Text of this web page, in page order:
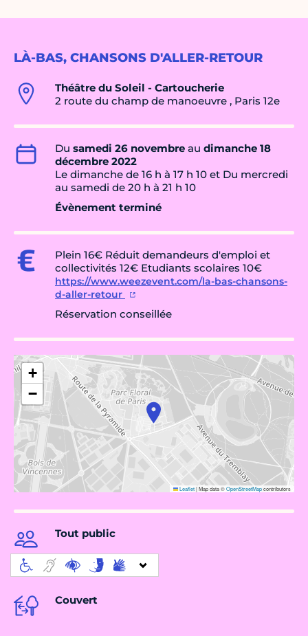
LÀ-BAS, CHANSONS D'ALLER-RETOUR
Théâtre du Soleil - Cartoucherie
2 route du champ de manoeuvre , Paris 12e
Du samedi 26 novembre au dimanche 18
décembre 2022
Le dimanche de 16 h à 17 h 10 et Du mercredi
au samedi de 20 h à 21 h 10
Évènement terminé
Plein 16€ Réduit demandeurs d'emploi et
collectivités 12€ Etudiants scolaires 10€
https://www.weezevent.com/la-bas-chansons-
d-aller-retour
Réservation conseillée
+
−
Leaflet|Map data ©OpenStreetMapcontributors
Tout public
Couvert